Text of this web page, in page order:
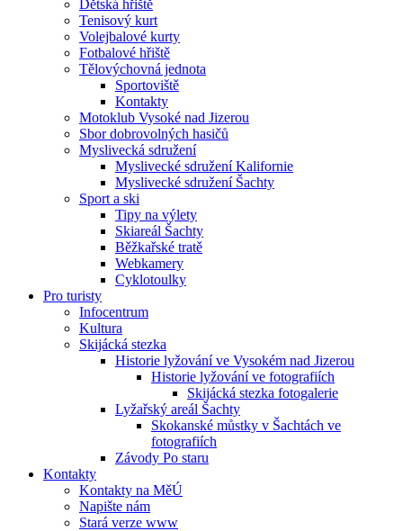
Dětská hřiště
Tenisový kurt
Volejbalové kurty
Fotbalové hřiště
Tělovýchovná jednota
Sportoviště
Kontakty
Motoklub Vysoké nad Jizerou
Sbor dobrovolných hasičů
Myslivecká sdružení
Myslivecké sdružení Kalifornie
Myslivecké sdružení Šachty
Sport a ski
Tipy na výlety
Skiareál Šachty
Běžkařské tratě
Webkamery
Cyklotoulky
Pro turisty
Infocentrum
Kultura
Skijácká stezka
Historie lyžování ve Vysokém nad Jizerou
Historie lyžování ve fotografiích
Skijácká stezka fotogalerie
Lyžařský areál Šachty
Skokanské můstky v Šachtách ve
fotografiích
Závody Po staru
Kontakty
Kontakty na MěÚ
Napište nám
Stará verze www